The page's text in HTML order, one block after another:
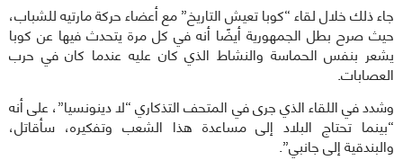
جاء ذلك خلال لقاء “كوبا تعيش التاريخ” مع أعضاء حركة مارتيه للشباب،
حيث صرح بطل الجمهورية أيضًا أنه في كل مرة يتحدث فيها عن كوبا
يشعر بنفس الحماسة والنشاط الذي كان عليه عندما كان في حرب
العصابات.
وشدد في اللقاء الذي جرى في المتحف التذكاري “لا دينونسيا”، على أنه
“بينما تحتاج البلاد إلى مساعدة هذا الشعب وتفكيره، سأقاتل،
والبندقية إلى جانبي”.